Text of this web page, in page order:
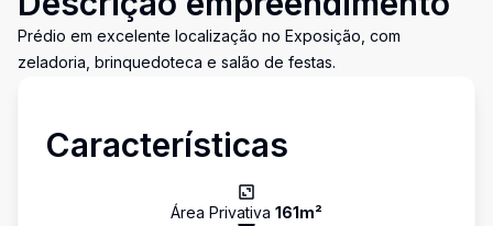
Prédio em excelente localização no Exposição, com
zeladoria, brinquedoteca e salão de festas.
Características
Área Privativa 161m²